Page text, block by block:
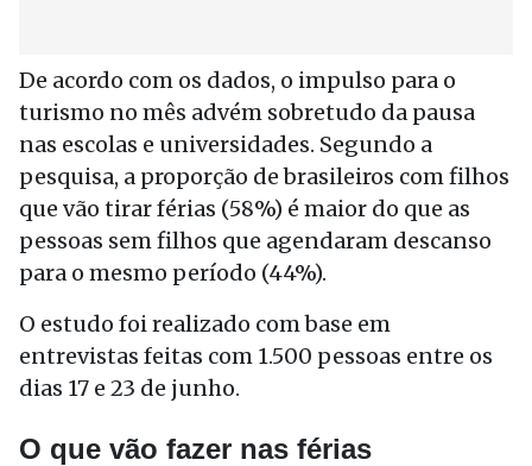
De acordo com os dados, o impulso para o
turismo no mês advém sobretudo da pausa
nas escolas e universidades. Segundo a
pesquisa, a proporção de brasileiros com filhos
que vão tirar férias (58%) é maior do que as
pessoas sem filhos que agendaram descanso
para o mesmo período (44%).
O estudo foi realizado com base em
entrevistas feitas com 1.500 pessoas entre os
dias 17 e 23 de junho.
O que vão fazer nas férias